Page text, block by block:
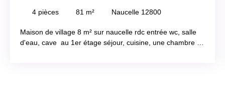
4 pièces 81 m² Naucelle 12800
Maison de village 8 m² sur naucelle rdc entrée wc, salle
d'eau, cave au 1er étage séjour, cuisine, une chambre au